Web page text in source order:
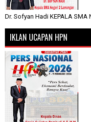
Dr. Sofyan Hadi KEPALA SMA
IKLAN UCAPAN HPN